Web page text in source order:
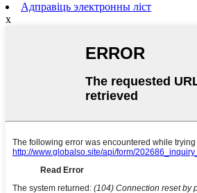
Адправіць электронны ліст
x